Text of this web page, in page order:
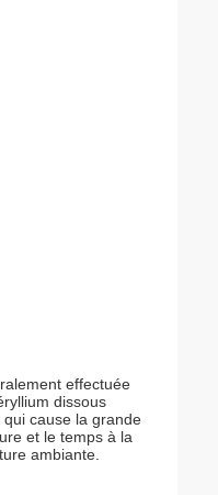
effectuée
dissous
cause la grande
et le temps à la
ambiante.